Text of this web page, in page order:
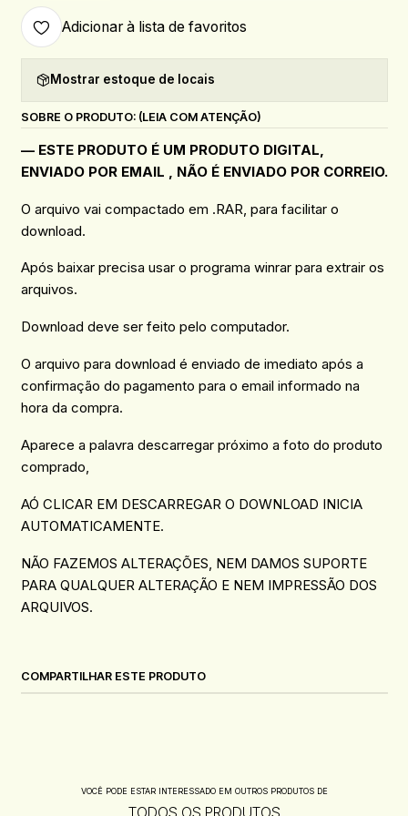
Adicionar à lista de favoritos
Mostrar estoque de locais
SOBRE O PRODUTO: (LEIA COM ATENÇÃO)
— ESTE PRODUTO É UM PRODUTO DIGITAL,
ENVIADO POR EMAIL , NÃO É ENVIADO POR CORREIO.
O arquivo vai compactado em .RAR, para facilitar o
download.
Após baixar precisa usar o programa winrar para extrair os
arquivos.
Download deve ser feito pelo computador.
O arquivo para download é enviado de imediato após a
confirmação do pagamento para o email informado na
hora da compra.
Aparece a palavra descarregar próximo a foto do produto
comprado,
AÓ CLICAR EM DESCARREGAR O DOWNLOAD INICIA
AUTOMATICAMENTE.
NÃO FAZEMOS ALTERAÇÕES, NEM DAMOS SUPORTE
PARA QUALQUER ALTERAÇÃO E NEM IMPRESSÃO DOS
ARQUIVOS.
COMPARTILHAR ESTE PRODUTO
VOCÊ PODE ESTAR INTERESSADO EM OUTROS PRODUTOS DE
TODOS OS PRODUTOS